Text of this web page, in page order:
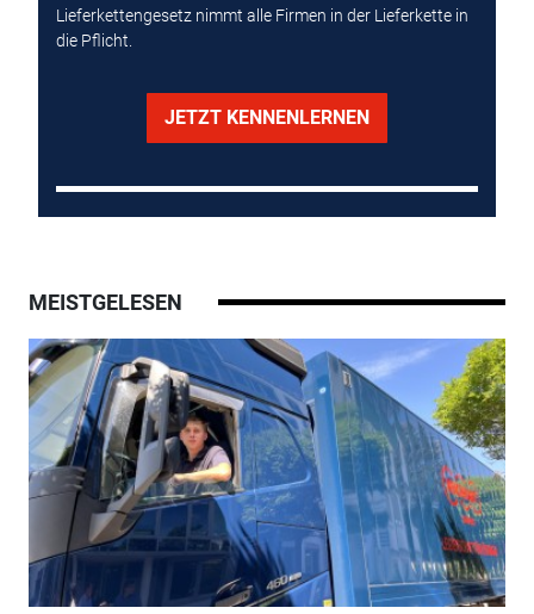
Lieferkettengesetz nimmt alle Firmen in der Lieferkette in
die Pflicht.
JETZT KENNENLERNEN
MEISTGELESEN